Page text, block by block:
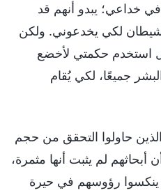
خداعي؛ يبدو أنهم قد
لكي يخدعوني. ولكن
استخدم حكمتي لأخضع
جميعًا، لكي يُقام
حاولوا التحقق من حجم
أبحاثهم لم يثبت أنها مثمرة،
رؤوسهم في حيرة